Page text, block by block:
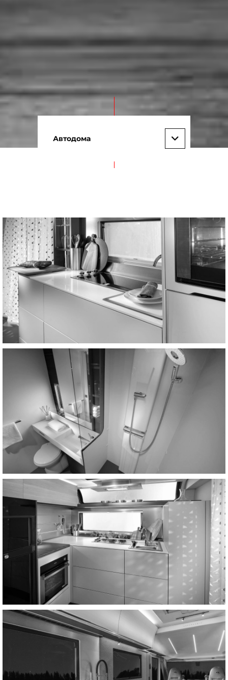
Автодома
Праздник, путешествие и ощущение свободы в
ограниченном пространстве. Парадокс, с
которым могут сравниться лишь немногие
материалы. Изысканный дизайн, сочетающий
высокую эффективность и высокую эстетику.
Термо- и водостойкий. Kerrock.
Автодома